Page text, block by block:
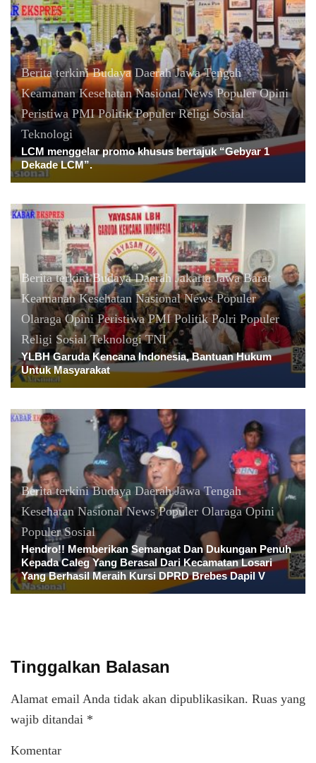
Berita terkini Budaya Daerah Jawa Tengah
Keamanan Kesehatan Nasional News Populer Opini
Peristiwa PMI Politik Populer Religi Sosial
Teknologi
LCM menggelar promo khusus bertajuk “Gebyar 1
Dekade LCM”.
Berita terkini Budaya Daerah Jakarta Jawa Barat
Keamanan Kesehatan Nasional News Populer
Olaraga Opini Peristiwa PMI Politik Polri Populer
Religi Sosial Teknologi TNI
YLBH Garuda Kencana Indonesia, Bantuan Hukum
Untuk Masyarakat
Berita terkini Budaya Daerah Jawa Tengah
Kesehatan Nasional News Populer Olaraga Opini
Populer Sosial
Hendro!! Memberikan Semangat Dan Dukungan Penuh
Kepada Caleg Yang Berasal Dari Kecamatan Losari
Yang Berhasil Meraih Kursi DPRD Brebes Dapil V
Tinggalkan Balasan
Alamat email Anda tidak akan dipublikasikan. Ruas yang
wajib ditandai *
Komentar